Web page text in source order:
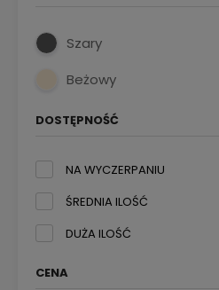
Szary
Beżowy
DOSTĘPNOŚĆ
NA WYCZERPANIU
ŚREDNIA ILOŚĆ
DUŻA ILOŚĆ
CENA